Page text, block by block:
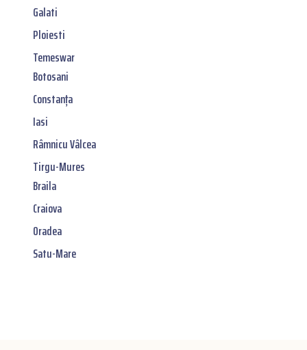
Galati
Ploiesti
Temeswar
Botosani
Constanța
Iasi
Râmnicu Vâlcea
Tirgu-Mures
Braila
Craiova
Oradea
Satu-Mare